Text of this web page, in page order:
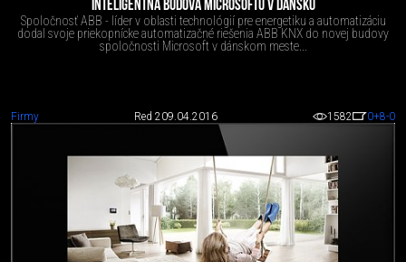
INTELIGENTNÁ BUDOVA MICROSOFTU V DÁNSKU
Spoločnosť ABB - líder v oblasti technológií pre energetiku a automatizáciu
dodal svoje priekopnícke automatizačné riešenia ABB KNX do novej budovy
spoločnosti Microsoft v dánskom meste...
Firmy Red 209.04.2016 1582 0+8-0